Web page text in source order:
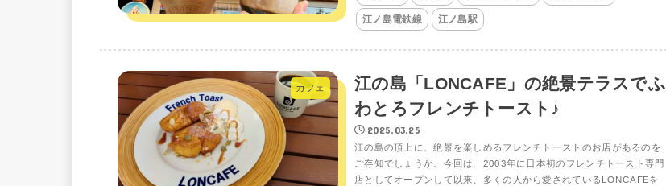
江ノ島電鉄線 江ノ島駅
カフェ
江の島「LONCAFE」の絶景テラスでふ
わとろフレンチトースト♪
2025.03.25
江の島の頂上に、絶景を楽しめるフレンチトーストのお店があるのを
ご存知でしょうか。今回は、2003年に日本初のフレンチトースト専門
店としてオープンして以来、多くの人から愛されているLONCAFEを